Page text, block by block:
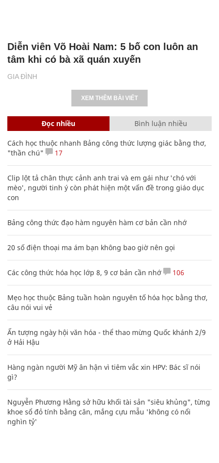
GIA ĐÌNH
Diễn viên Võ Hoài Nam: 5 bố con luôn an
tâm khi có bà xã quán xuyến
XEM THÊM BÀI VIẾT
Đọc nhiều Bình luận nhiều
Cách học thuộc nhanh Bảng công thức lượng giác bằng thơ,
"thần chú"
17
Clip lột tả chân thực cảnh anh trai và em gái như 'chó với
mèo', người tinh ý còn phát hiện một vấn đề trong giáo dục
con
Bảng công thức đạo hàm nguyên hàm cơ bản cần nhớ
20 số điện thoại ma ám bạn không bao giờ nên gọi
Các công thức hóa học lớp 8, 9 cơ bản cần nhớ 106
Mẹo học thuộc Bảng tuần hoàn nguyên tố hóa học bằng thơ,
câu nói vui vẻ
Ấn tượng ngày hội văn hóa - thể thao mừng Quốc khánh 2/9
ở Hải Hậu
Hàng ngàn người Mỹ ân hận vì tiêm vắc xin HPV: Bác sĩ nói
gì?
Nguyễn Phương Hằng sở hữu khối tài sản "siêu khủng", từng
khoe sổ đỏ tính bằng cân, mắng cựu mẫu 'không có nổi
nghìn tỷ'